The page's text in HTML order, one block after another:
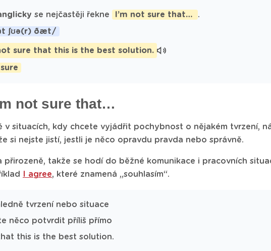
se nejčastěji řekne I’m not sure that… .
ʃʊə(r) ðæt/
not sure that this is the best solution.
not sure that…
v situacích, kdy chcete vyjádřit pochybnost o nějakém tvrzení,
si nejste jistí, jestli je něco opravdu pravda nebo správně.
přirozeně, takže se hodí do běžné komunikace i pracovních
I agree, které znamená „souhlasím“.
tvrzení nebo situace
něco potvrdit příliš přímo
this is the best solution.